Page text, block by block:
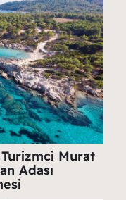
Murat
Adası